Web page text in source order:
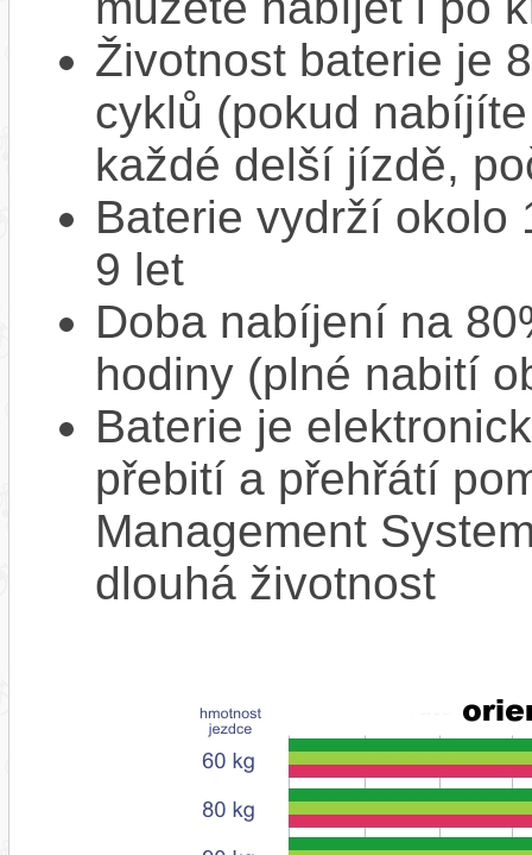
Životnost baterie je
cyklů (pokud
každé delší jízdě,
Baterie vydrží okolo
9 let
Doba nabíjení na
hodiny (plné nabití
Baterie je
přebití a přehřátí
Management
dlouhá životnost